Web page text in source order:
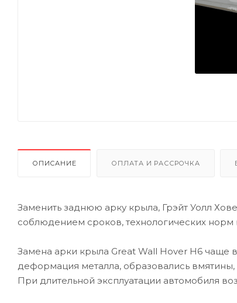
ОПИСАНИЕ ОПЛАТА И РАССРОЧКА
Заменить заднюю арку крыла, Грэйт Уолл
соблюдением сроков, технологических норм
Замена арки крыла Great Wall Hover H6 чаще
деформация металла, образовались
При длительной эксплуатации автомобиля